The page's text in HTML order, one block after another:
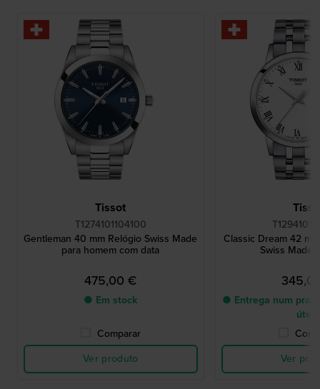
Tissot
T1274101104100
Gentleman 40 mm Relógio Swiss Made
para homem com data
475,00 €
● Em stock
Comparar
Ver produto
Classic Dream 42
Swiss Made
● Entrega num
úteis
Ver